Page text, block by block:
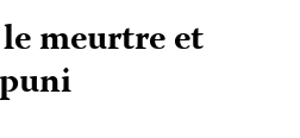
meurtre et